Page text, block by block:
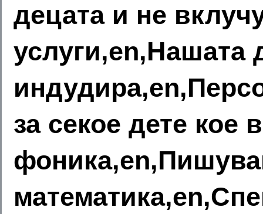
децата и не
услуги,en,Нашата
за секое дете кое